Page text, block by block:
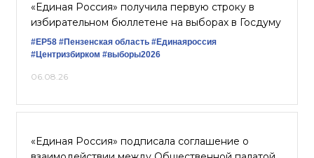
«Единая Россия» получила первую строку в
избирательном бюллетене на выборах в Госдуму
#ЕР58 #Пензенская область #Единаяроссия
#Центризбирком #выборы2026
06.08.26
«Единая Россия» подписала соглашение о